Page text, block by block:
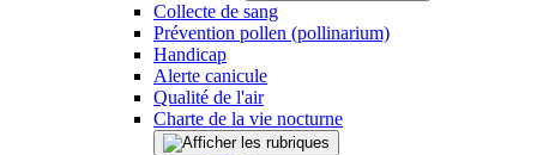
Collecte de sang
Prévention pollen (pollinarium)
Handicap
Alerte canicule
Qualité de l'air
Charte de la vie nocturne